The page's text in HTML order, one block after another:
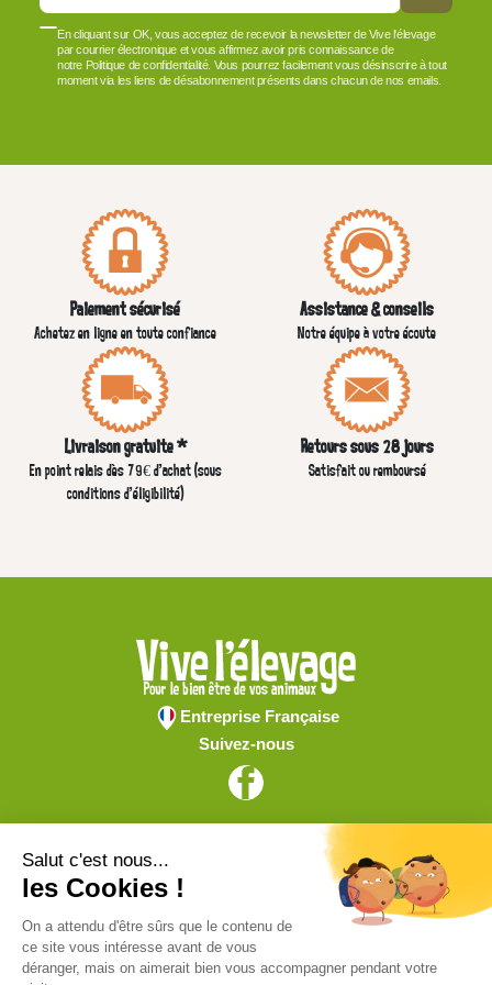
En cliquant sur OK, vous acceptez de recevoir la newsletter de Vive l'élevage
par courrier électronique et vous affirmez avoir pris connaissance de
notre Politique de confidentialité. Vous pourrez facilement vous désinscrire à tout
moment via les liens de désabonnement présents dans chacun de nos emails.
Paiement sécurisé
Achetez en ligne en toute confiance
Assistance & conseils
Notre équipe à votre écoute
Livraison gratuite *
En point relais dès 79€ d’achat (sous
conditions d'éligibilité)
Retours sous 28 jours
Satisfait ou remboursé
Entreprise Française
Suivez-nous
Vive l'élevage
Achat en ligne
Services